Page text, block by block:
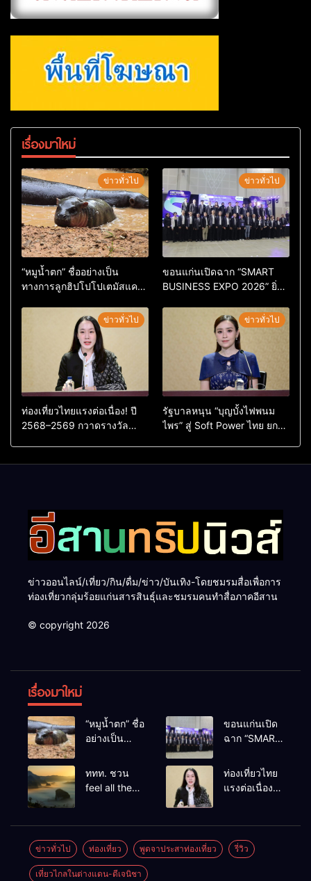
เรื่องมาใหม่
ข่าวทั่วไป
“หมูน้ำตก” ชื่ออย่างเป็น
ทางการลูกฮิปโปโปเตมัสแคระ
หลังผู้ร่วมกิจกรรมร่วมโหวต
ชนะกว่า 10,000 คะแนน
ข่าวทั่วไป
ขอนแก่นเปิดฉาก “SMART
BUSINESS EXPO 2026” ยิ่ง
ยกระดับเศรษฐกิจดิจิทัลอีสาน
ข่าวทั่วไป
ท่องเที่ยวไทยแรงต่อเนื่อง! ปี
2568–2569 กวาดรางวัล
ข่าวทั่วไป
รัฐบาลหนุน “บุญบั้งไฟพนม
ไพร” สู่ Soft Power ไทย ยก
ข่าวออนไลน์/เที่ยว/กิน/ดื่ม/ข่าว/บันเทิง-โดยชมรมสื่อเพื่อการ
ท่องเที่ยวกลุ่มร้อยแก่นสารสินธุ์และชมรมคนทำสื่อภาคอีสาน
© copyright 2026
เรื่องมาใหม่
“หมูน้ำตก” ชื่อ
อย่างเป็น
แคระตัวใหม่
ร่วมกิจกรรม
ร่วมโหวต
ชนะกว่า
10,000
ขอนแก่นเปิด
ฉาก “SMART
EXPO 2026”
ยิ่งใหญ่ หนุนผู้
ระดับ
เศรษฐกิจ
ดิจิทัลอีสาน
ททท. ชวน
feel all the
พบเมืองไทย
มุมใหม่กับ
หลากความ
ท่องเที่ยวไทย
แรงต่อเนื่อง!
สากล ตอกย้ำ
ผลสำเร็จ ดัน
ข่าวทั่วไป ท่องเที่ยว พูดจาประสาท่องเที่ยว รี่วิว
เที่ยวไกลในต่างแดน-ดีเจนิชา